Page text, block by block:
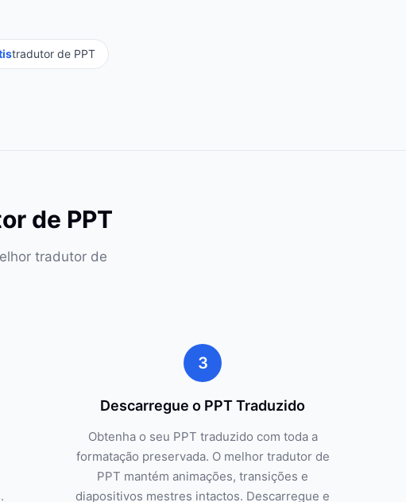
tradutor de PPT
de PPT
tradutor de
3
Descarregue o PPT Traduzido
Obtenha o seu PPT traduzido com toda a
formatação preservada. O melhor tradutor de
PPT mantém animações, transições e
diapositivos mestres intactos. Descarregue e